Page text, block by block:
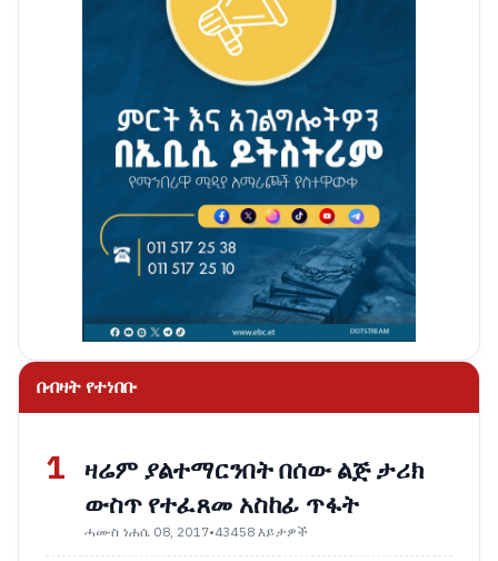
በብዛት የተነበቡ
1 ዛሬም ያልተማርንበት በሰው ልጅ ታሪክ
ውስጥ የተፈጸመ አስከፊ ጥፋት
ሓሙስ ነሐሴ 08, 2017•43458 እይታዎች